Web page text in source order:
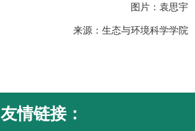
图片：袁思宇
来源：生态与环境科学学院
友情链接：